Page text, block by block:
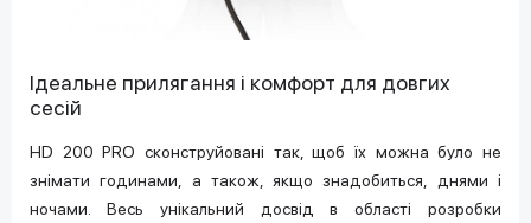
Ідеальне прилягання і комфорт для довгих
сесій
HD 200 PRO сконструйовані так, щоб їх можна було не
знімати годинами, а також, якщо знадобиться, днями і
ночами. Весь унікальний досвід в області розробки